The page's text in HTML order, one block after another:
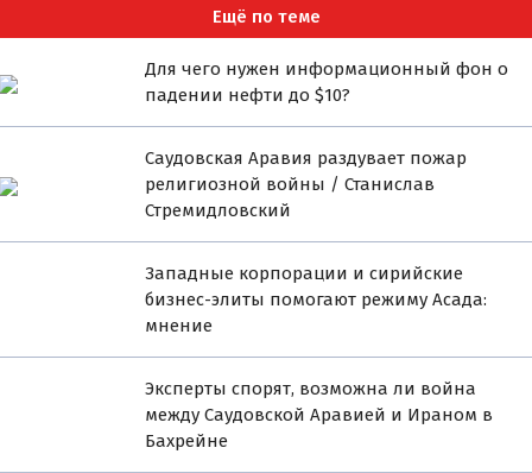
Ещё по теме
Для чего нужен информационный фон о
падении нефти до $10?
Саудовская Аравия раздувает пожар
религиозной войны / Станислав
Стремидловский
Западные корпорации и сирийские
бизнес-элиты помогают режиму Асада:
мнение
Эксперты спорят, возможна ли война
между Саудовской Аравией и Ираном в
Бахрейне